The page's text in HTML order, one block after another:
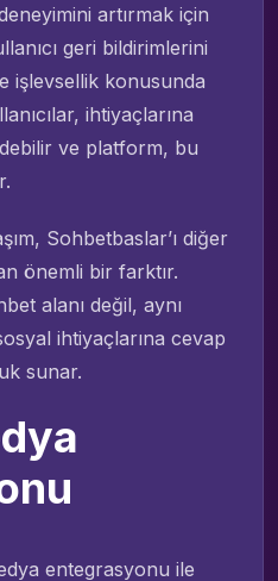
artırmak için
geri bildirimlerini
işlevsellik konusunda
ihtiyaçlarına
ve platform, bu
Sohbetbaslar’ı diğer
önemli bir farktır.
alanı değil, aynı
ihtiyaçlarına cevap
sunar.
entegrasyonu ile